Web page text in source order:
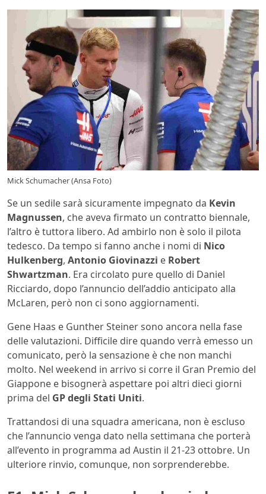
Mick Schumacher (Ansa Foto)
Se un sedile sarà sicuramente impegnato da Kevin
Magnussen, che aveva firmato un contratto biennale,
l’altro è tuttora libero. Ad ambirlo non è solo il pilota
tedesco. Da tempo si fanno anche i nomi di Nico
Hulkenberg, Antonio Giovinazzi e Robert
Shwartzman. Era circolato pure quello di Daniel
Ricciardo, dopo l’annuncio dell’addio anticipato alla
McLaren, però non ci sono aggiornamenti.
Gene Haas e Gunther Steiner sono ancora nella fase
delle valutazioni. Difficile dire quando verrà emesso un
comunicato, però la sensazione è che non manchi
molto. Nel weekend in arrivo si corre il Gran Premio del
Giappone e bisognerà aspettare poi altri dieci giorni
prima del GP degli Stati Uniti.
Trattandosi di una squadra americana, non è escluso
che l’annuncio venga dato nella settimana che porterà
all’evento in programma ad Austin il 21-23 ottobre. Un
ulteriore rinvio, comunque, non sorprenderebbe.